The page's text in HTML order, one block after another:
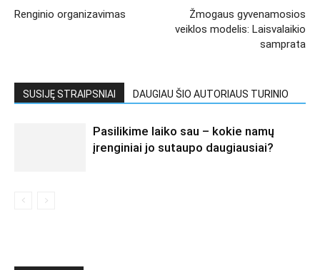
Renginio organizavimas
Žmogaus gyvenamosios
veiklos modelis: Laisvalaikio
samprata
SUSIJĘ STRAIPSNIAI DAUGIAU ŠIO AUTORIAUS TURINIO
Pasilikime laiko sau – kokie namų
įrenginiai jo sutaupo daugiausiai?